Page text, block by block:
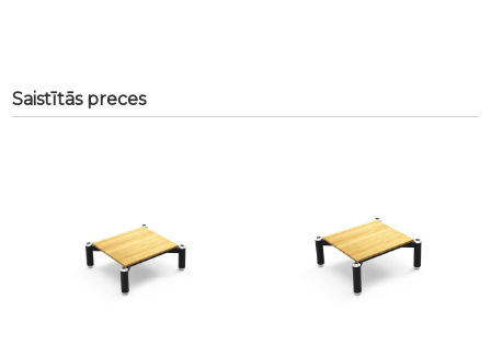
Saistītās preces